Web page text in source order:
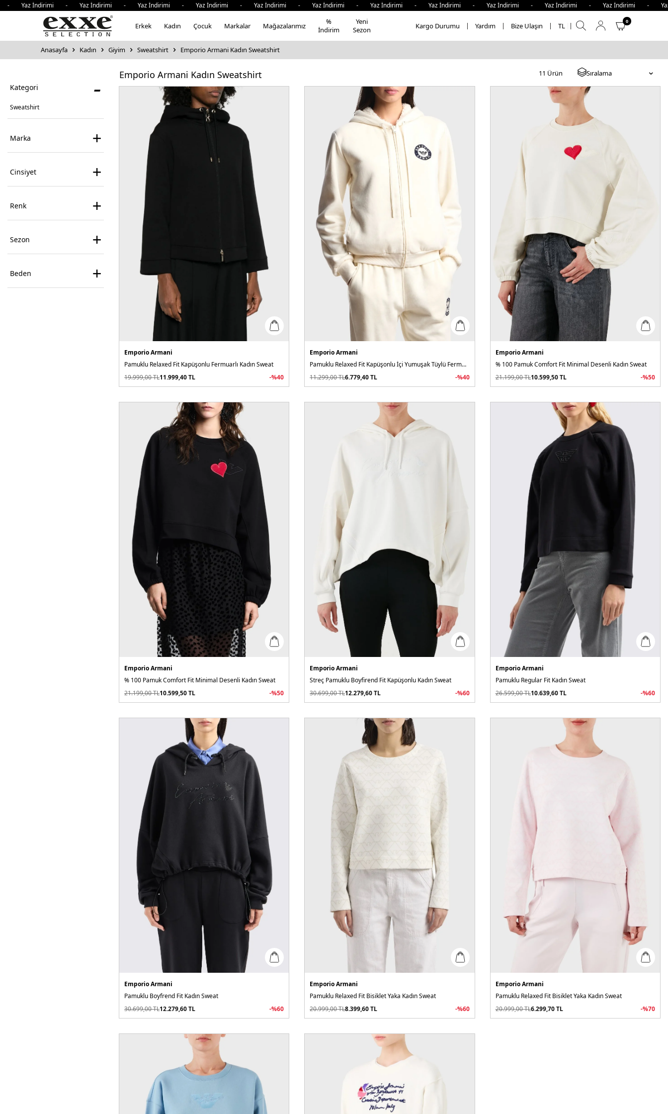
İndirimi - Yaz İndirimi - Yaz İndirimi - Yaz İndirimi - Yaz İndirimi - Yaz İndirimi - Yaz İndirimi - Yaz İndirimi - Yaz İndirimi - Yaz İndirimi - Yaz İndirimi -
Erkek Kadın Çocuk Markalar Mağazalarımız
%
İndirim
Yeni
Sezon
Kargo Durumu Yardım Bize Ulaşın TL
0
Anasayfa Kadın Giyim Sweatshirt Emporio Armani Kadın Sweatshirt
Kategori -
Sweatshirt
Cinsiyet +
Renk +
Sezon +
Marka +
Beden +
Emporio Armani Kadın Sweatshirt 11 Ürün Sıralama
Emporio Armani
Pamuklu Relaxed Fit Kapüşonlu Fermuarlı Kadın Sweat
19.999,00TL11.999,40TL -%40
Emporio Armani
Pamuklu Relaxed Fit Kapüşonlu İçi Yumuşak Tüylü Fermuarlı Kadın Sweat
11.299,00TL6.779,40TL -%40
Emporio Armani
% 100 Pamuk Comfort Fit Minimal Desenli Kadın Sweat
21.199,00TL10.599,50TL -%50
Emporio Armani
% 100 Pamuk Comfort Fit Minimal Desenli Kadın Sweat
21.199,00TL10.599,50TL -%50
Emporio Armani
Streç Pamuklu Boyfirend Fit Kapüşonlu Kadın Sweat
30.699,00TL12.279,60TL -%60
Emporio Armani
Pamuklu Regular Fit Kadın Sweat
26.599,00TL10.639,60TL -%60
Emporio Armani
Pamuklu Boyfrend Fit Kadın Sweat
30.699,00TL12.279,60TL -%60
Emporio Armani
Pamuklu Relaxed Fit Bisiklet Yaka Kadın Sweat
20.999,00TL8.399,60TL -%60
Emporio Armani
Pamuklu Relaxed Fit Bisiklet Yaka Kadın Sweat
20.999,00TL6.299,70TL -%70